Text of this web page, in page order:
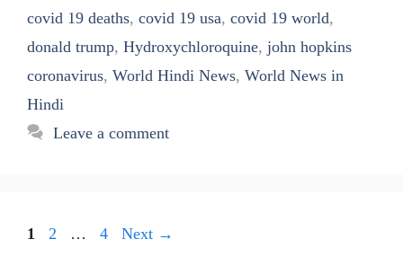
covid 19 deaths, covid 19 usa, covid 19 world,
donald trump, Hydroxychloroquine, john hopkins
coronavirus, World Hindi News, World News in
Hindi
Leave a comment
Page
1 Page
2 … Page
4 Next →